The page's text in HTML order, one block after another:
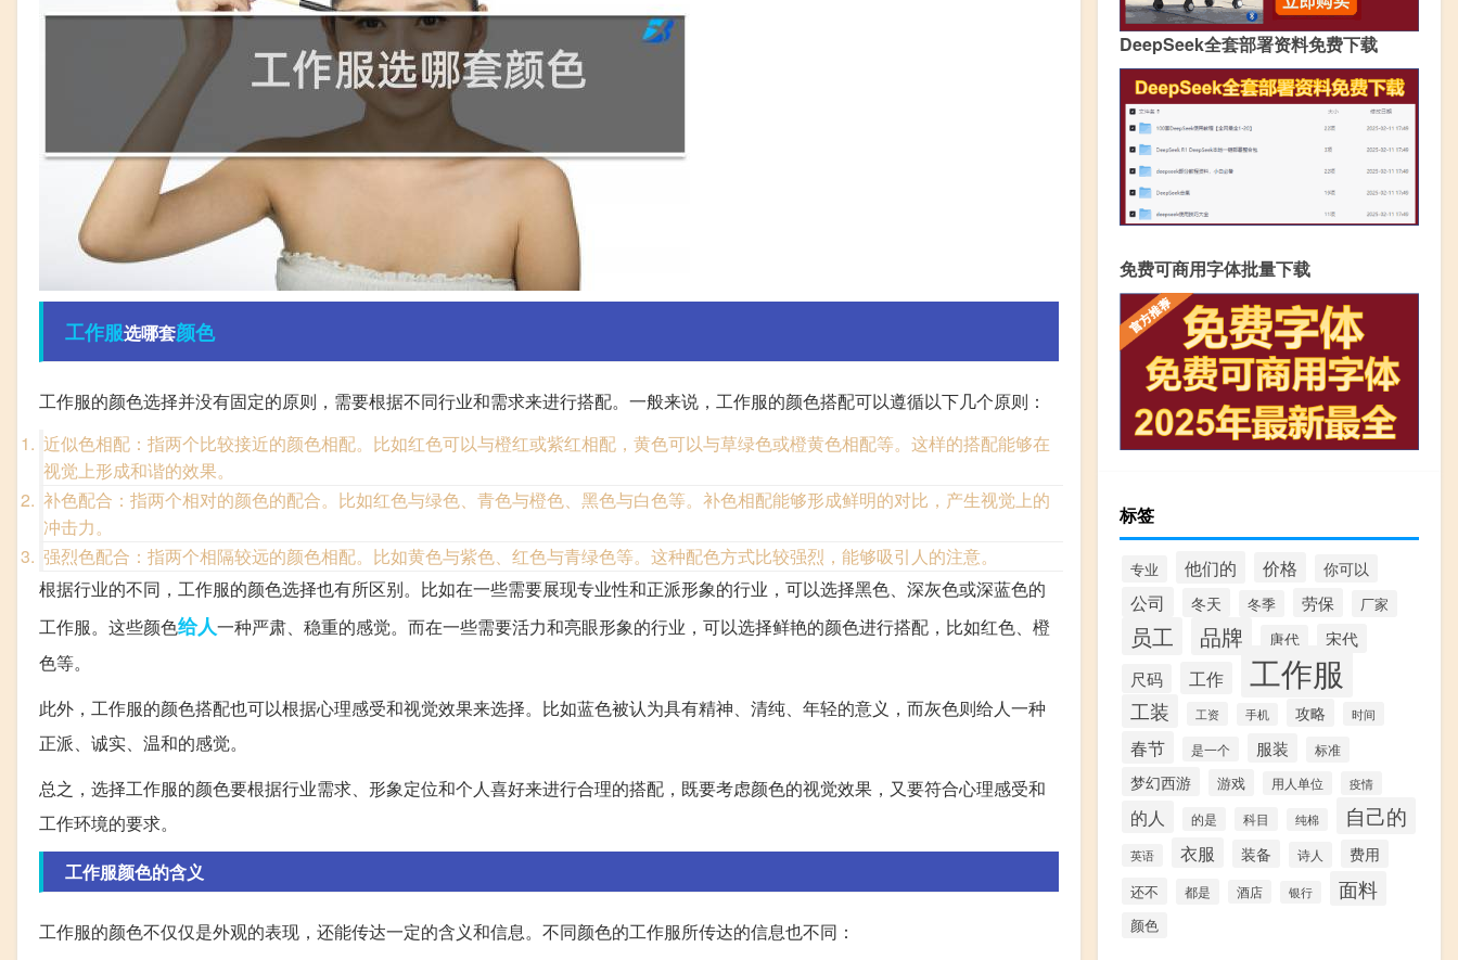
工作服选哪套颜色
工作服的颜色选择并没有固定的原则，需要根据不同行业和需求来进行搭配。一般来说，工作服的颜色搭配可以遵循以下几个原则：
近似色相配：指两个比较接近的颜色相配。比如红色可以与橙红或紫红相配，黄色可以与草绿色或橙黄色相配等。这样的搭配能够在
视觉上形成和谐的效果。
补色配合：指两个相对的颜色的配合。比如红色与绿色、青色与橙色、黑色与白色等。补色相配能够形成鲜明的对比，产生视觉上的
冲击力。
强烈色配合：指两个相隔较远的颜色相配。比如黄色与紫色、红色与青绿色等。这种配色方式比较强烈，能够吸引人的注意。
根据行业的不同，工作服的颜色选择也有所区别。比如在一些需要展现专业性和正派形象的行业，可以选择黑色、深灰色或深蓝色的
工作服。这些颜色给人一种严肃、稳重的感觉。而在一些需要活力和亮眼形象的行业，可以选择鲜艳的颜色进行搭配，比如红色、橙
色等。
此外，工作服的颜色搭配也可以根据心理感受和视觉效果来选择。比如蓝色被认为具有精神、清纯、年轻的意义，而灰色则给人一种
正派、诚实、温和的感觉。
总之，选择工作服的颜色要根据行业需求、形象定位和个人喜好来进行合理的搭配，既要考虑颜色的视觉效果，又要符合心理感受和
工作环境的要求。
工作服颜色的含义
工作服的颜色不仅仅是外观的表现，还能传达一定的含义和信息。不同颜色的工作服所传达的信息也不同：
DeepSeek全套部署资料免费下载
免费可商用字体批量下载
标签
专业 他们的 价格 你可以
公司 冬天 冬季 劳保 厂家
员工 品牌 唐代
宋代
尺码
工作 工作服
工装 工资 手机 攻略 时间
春节 是一个 服装 标准
梦幻西游 游戏 用人单位 疫情
的人 的是 科目 纯棉 自己的
英语 衣服 装备 诗人 费用
还不 都是 酒店 银行 面料
颜色